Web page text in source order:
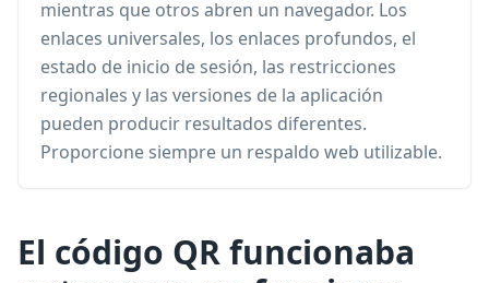
mientras que otros abren un navegador. Los
enlaces universales, los enlaces profundos, el
estado de inicio de sesión, las restricciones
regionales y las versiones de la aplicación
pueden producir resultados diferentes.
Proporcione siempre un respaldo web utilizable.
El código QR funcionaba